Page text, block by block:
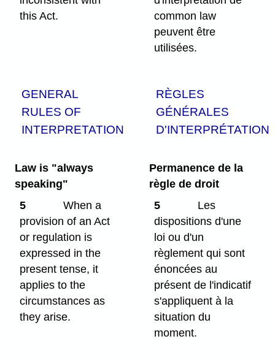
this Act.
common law
peuvent être
utilisées.
GENERAL
RULES OF
INTERPRETATION
RÈGLES
GÉNÉRALES
D'INTERPRÉTATION
Law is "always
speaking"
5
When a
provision of an Act
or regulation is
expressed in the
present tense, it
applies to the
circumstances as
they arise.
Permanence de la
règle de droit
5
Les
dispositions d'une
loi ou d'un
règlement qui sont
énoncées au
présent de l'indicatif
s'appliquent à la
situation du
moment.